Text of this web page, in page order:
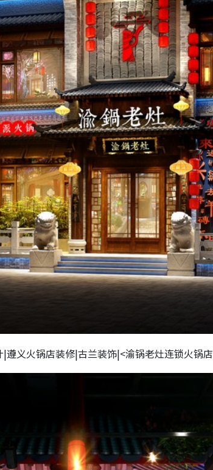
遵义火锅店装修|古兰装饰|<渝锅老灶连锁火锅